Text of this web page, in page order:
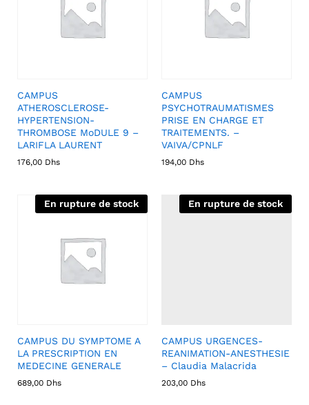
CAMPUS
ATHEROSCLEROSE-
HYPERTENSION-
THROMBOSE MoDULE 9 –
LARIFLA LAURENT
176,00 Dhs
CAMPUS
PSYCHOTRAUMATISMES
PRISE EN CHARGE ET
TRAITEMENTS. –
VAIVA/CPNLF
194,00 Dhs
En rupture de stock
CAMPUS DU SYMPTOME A
LA PRESCRIPTION EN
MEDECINE GENERALE
689,00 Dhs
En rupture de stock
CAMPUS URGENCES-
REANIMATION-ANESTHESIE
– Claudia Malacrida
203,00 Dhs